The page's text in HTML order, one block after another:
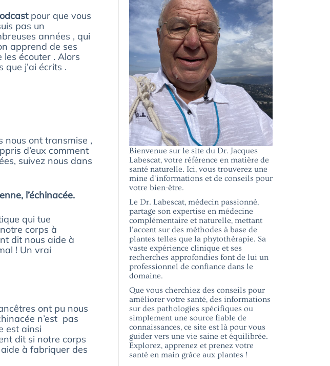
pour que vous
pas un
années , qui
apprend de ses
écouter . Alors
j’ai écrits .
nous ont transmise ,
d’eux comment
suivez nous dans
l’échinacée.
qui tue
corps à
dit nous aide à
! Un vrai
ont pu nous
n’est pas
est ainsi
dit si notre corps
à fabriquer des
Bienvenue sur le site du Dr. Jacques
Labescat, votre référence en matière de
santé naturelle. Ici, vous trouverez une
mine d'informations et de conseils pour
votre bien-être.
Le Dr. Labescat, médecin passionné,
partage son expertise en médecine
complémentaire et naturelle, mettant
l'accent sur des méthodes à base de
plantes telles que la phytothérapie. Sa
vaste expérience clinique et ses
recherches approfondies font de lui un
professionnel de confiance dans le
domaine.
Que vous cherchiez des conseils pour
améliorer votre santé, des informations
sur des pathologies spécifiques ou
simplement une source fiable de
connaissances, ce site est là pour vous
guider vers une vie saine et équilibrée.
Explorez, apprenez et prenez votre
santé en main grâce aux plantes !